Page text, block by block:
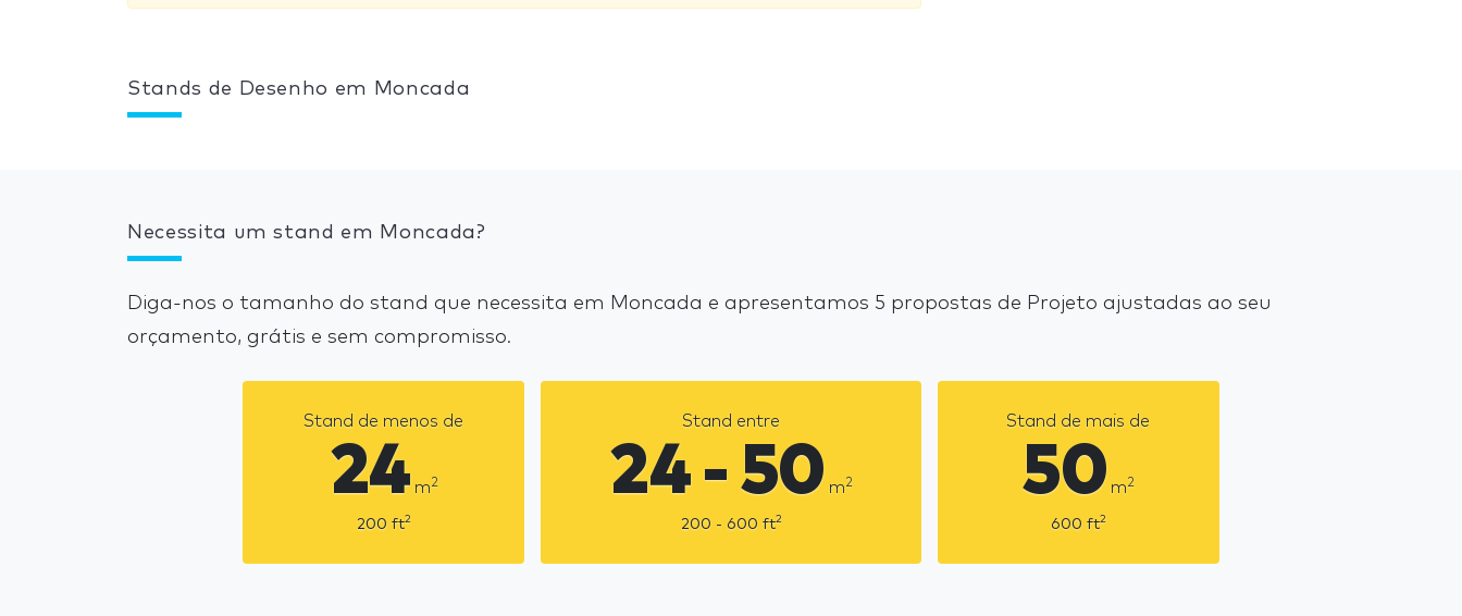
Stands de Desenho em Moncada
Necessita um stand em Moncada?
Diga-nos o tamanho do stand que necessita em Moncada e apresentamos 5 propostas de Projeto ajustadas ao seu
orçamento, grátis e sem compromisso.
Stand de menos de
24 m2
200 ft2
Stand entre
24 - 50 m2
200 - 600 ft2
Stand de mais de
50 m2
600 ft2